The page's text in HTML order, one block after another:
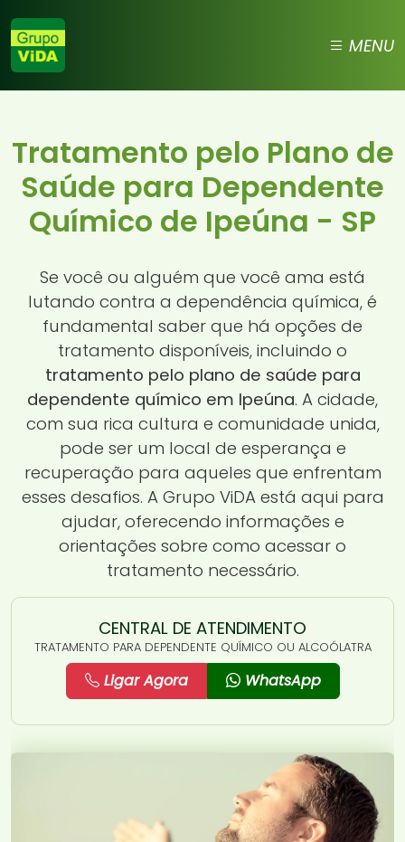
MENU
Tratamento pelo Plano de
Saúde para Dependente
Químico de Ipeúna - SP
Se você ou alguém que você ama está
lutando contra a dependência química, é
fundamental saber que há opções de
tratamento disponíveis, incluindo o
tratamento pelo plano de saúde para
dependente químico em Ipeúna. A cidade,
com sua rica cultura e comunidade unida,
pode ser um local de esperança e
recuperação para aqueles que enfrentam
esses desafios. A Grupo ViDA está aqui para
ajudar, oferecendo informações e
orientações sobre como acessar o
tratamento necessário.
CENTRAL DE ATENDIMENTO
TRATAMENTO PARA DEPENDENTE QUÍMICO OU ALCOÓLATRA
Ligar Agora WhatsApp